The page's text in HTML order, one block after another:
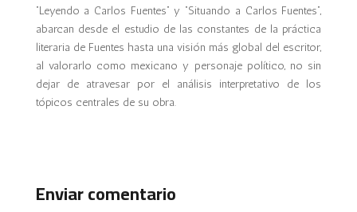
“Leyendo a Carlos Fuentes” y “Situando a Carlos Fuentes”,
abarcan desde el estudio de las constantes de la práctica
literaria de Fuentes hasta una visión más global del escritor,
al valorarlo como mexicano y personaje político, no sin
dejar de atravesar por el análisis interpretativo de los
tópicos centrales de su obra.
Enviar comentario